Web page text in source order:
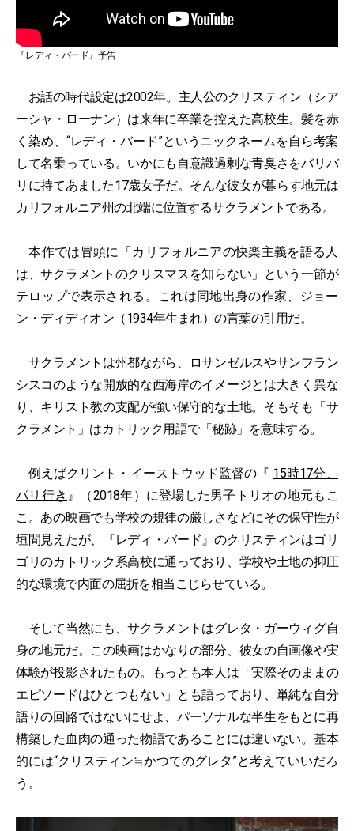
『レディ・バード』予告
お話の時代設定は2002年。主人公のクリスティン（シア
ーシャ・ローナン）は来年に卒業を控えた高校生。髪を赤
く染め、“レディ・バード”というニックネームを自ら考案
して名乗っている。いかにも自意識過剰な青臭さをバリバ
リに持てあました17歳女子だ。そんな彼女が暮らす地元は
カリフォルニア州の北端に位置するサクラメントである。
本作では冒頭に「カリフォルニアの快楽主義を語る人
は、サクラメントのクリスマスを知らない」という一節が
テロップで表示される。これは同地出身の作家、ジョー
ン・ディディオン（1934年生まれ）の言葉の引用だ。
サクラメントは州都ながら、ロサンゼルスやサンフラン
シスコのような開放的な西海岸のイメージとは大きく異な
り、キリスト教の支配が強い保守的な土地。そもそも「サ
クラメント」はカトリック用語で「秘跡」を意味する。
例えばクリント・イーストウッド監督の『 15時17分、
パリ行き 』（2018年）に登場した男子トリオの地元もこ
こ。あの映画でも学校の規律の厳しさなどにその保守性が
垣間見えたが、『レディ・バード』のクリスティンはゴリ
ゴリのカトリック系高校に通っており、学校や土地の抑圧
的な環境で内面の屈折を相当こじらせている。
そして当然にも、サクラメントはグレタ・ガーウィグ自
身の地元だ。この映画はかなりの部分、彼女の自画像や実
体験が投影されたもの。もっとも本人は「実際そのままの
エピソードはひとつもない」とも語っており、単純な自分
語りの回路ではないにせよ、パーソナルな半生をもとに再
構築した血肉の通った物語であることには違いない。基本
的には“クリスティン≒かつてのグレタ”と考えていいだろ
う。